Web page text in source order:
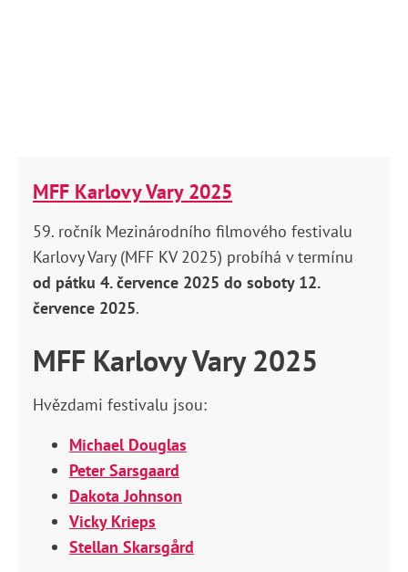
MFF Karlovy Vary 2025
59. ročník Mezinárodního filmového festivalu
Karlovy Vary (MFF KV 2025) probíhá v termínu
od pátku 4. července 2025 do soboty 12.
července 2025.
MFF Karlovy Vary 2025
Hvězdami festivalu jsou:
Michael Douglas
Peter Sarsgaard
Dakota Johnson
Vicky Krieps
Stellan Skarsgård